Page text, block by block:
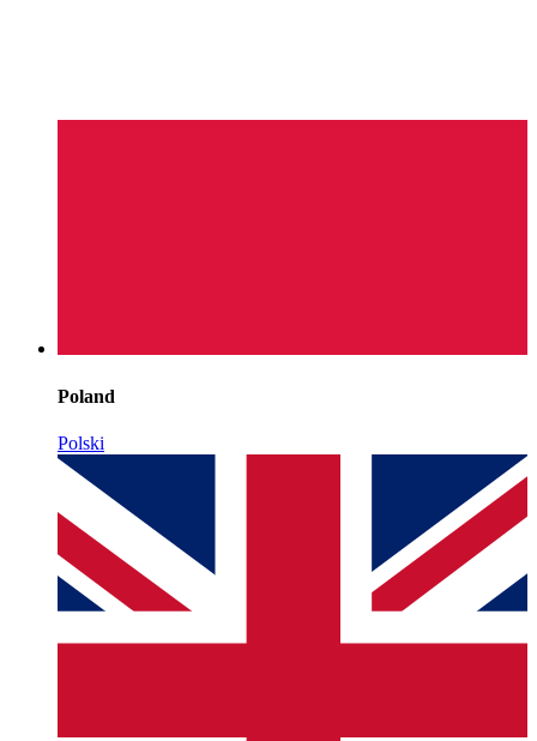
Poland
Polski